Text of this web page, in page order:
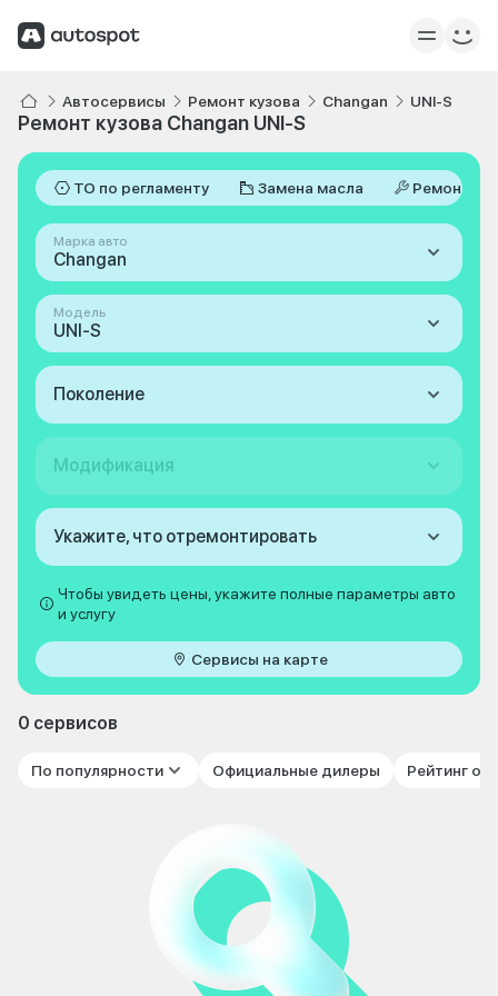
Автосервисы Ремонт кузова Changan UNI-S
Ремонт кузова Changan UNI-S
ТО по регламенту Замена масла Ремонт
Марка авто
Changan
Модель
UNI-S
Поколение
Модификация
Укажите, что отремонтировать
Чтобы увидеть цены, укажите полные параметры авто
и услугу
Сервисы на карте
0 сервисов
По популярности Официальные дилеры Рейтинг